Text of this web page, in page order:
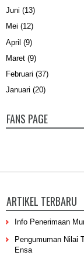
Juni (13)
Mei (12)
April (9)
Maret (9)
Februari (37)
Januari (20)
FANS PAGE
ARTIKEL TERBARU
Info Penerimaan
Pengumuman Nilai
Ensa